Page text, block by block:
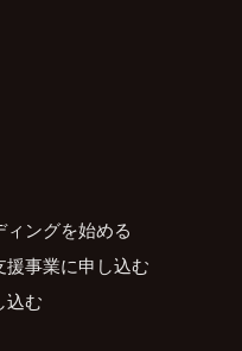
ングを始める
事業に申し込む
込む